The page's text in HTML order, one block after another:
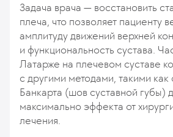
Задача врача — восстановить
плеча, что позволяет пациенту
амплитуду движений верхней
и функциональность сустава.
Латарже на плечевом суставе
с другими методами, такими как
Банкарта (шов суставной губы)
максимально эффекта от
лечения.